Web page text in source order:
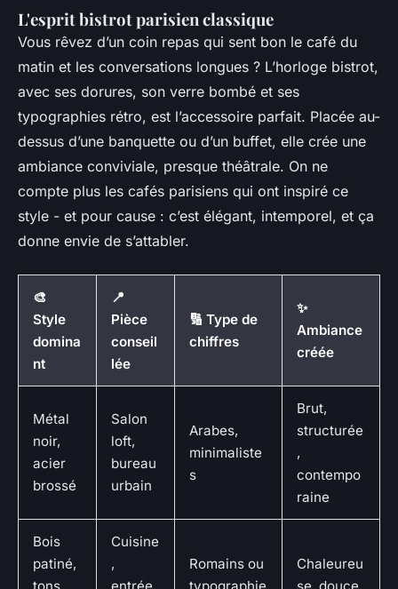
L'esprit bistrot parisien classique
Vous rêvez d’un coin repas qui sent bon le café du
matin et les conversations longues ? L’horloge bistrot,
avec ses dorures, son verre bombé et ses
typographies rétro, est l’accessoire parfait. Placée au-
dessus d’une banquette ou d’un buffet, elle crée une
ambiance conviviale, presque théâtrale. On ne
compte plus les cafés parisiens qui ont inspiré ce
style - et pour cause : c’est élégant, intemporel, et ça
donne envie de s’attabler.
🎨
Style
domina
nt
📍
Pièce
conseil
lée
🔢 Type de
chiffres
✨
Ambiance
créée
Métal
noir,
acier
brossé
Salon
loft,
bureau
urbain
Arabes,
minimaliste
s
Brut,
structurée
,
contempo
raine
Bois
patiné,
Cuisine
,
Romains ou
Chaleureu